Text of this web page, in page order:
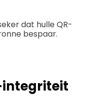
dat hulle QR-
bespaar.